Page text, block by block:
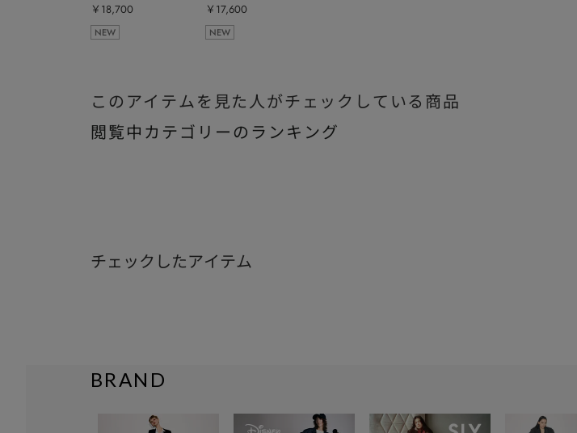
￥18,700
NEW
￥17,600
NEW
このアイテムを見た人がチェックしている商品
閲覧中カテゴリーのランキング
チェックしたアイテム
BRAND